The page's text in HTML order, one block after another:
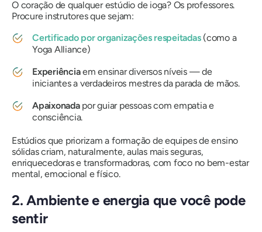
O coração de qualquer estúdio de ioga? Os professores.
Procure instrutores que sejam:
Certificadopor organizações respeitadas(como a
Yoga Alliance)
Experiênciaem ensinar diversos níveis — de
iniciantes a verdadeiros mestres da parada de mãos.
Apaixonadapor guiar pessoas com empatia e
consciência.
Estúdios que priorizam a formação de equipes de ensino
sólidas criam, naturalmente, aulas mais seguras,
enriquecedoras e transformadoras, com foco no bem-estar
mental, emocional e físico.
2. Ambiente e energia que você pode
sentir